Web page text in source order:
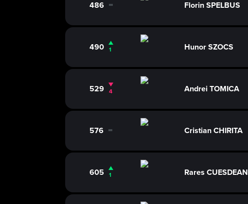
486 0 Florin SPELBUS
490 1 Hunor SZOCS
529 4 Andrei TOMICA
576 0 Cristian CHIRITA
605 1 Rares CUESDEAN